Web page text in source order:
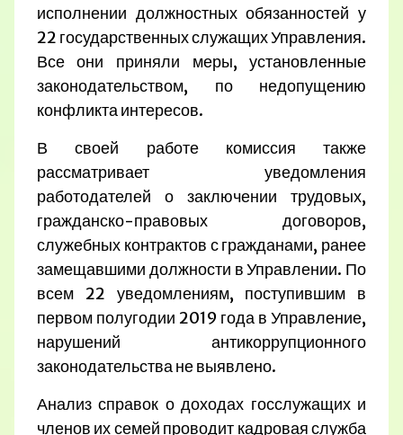
исполнении должностных обязанностей у
22 государственных служащих Управления.
Все они приняли меры, установленные
законодательством, по недопущению
конфликта интересов.
В своей работе комиссия также
рассматривает уведомления
работодателей о заключении трудовых,
гражданско-правовых договоров,
служебных контрактов с гражданами, ранее
замещавшими должности в Управлении. По
всем 22 уведомлениям, поступившим в
первом полугодии 2019 года в Управление,
нарушений антикоррупционного
законодательства не выявлено.
Анализ справок о доходах госслужащих и
членов их семей проводит кадровая служба